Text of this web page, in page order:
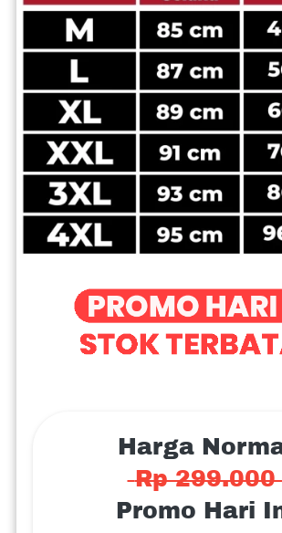
Harga
Rp 299.000
Promo Hari